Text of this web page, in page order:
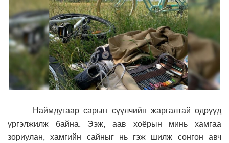
Наймдугаар сарын сүүлчийн жаргалтай өдрүүд
үргэлжилж байна. Ээж, аав хоёрын минь хамгаа
зориулан, хамгийн сайныг нь гэж шилж сонгон авч